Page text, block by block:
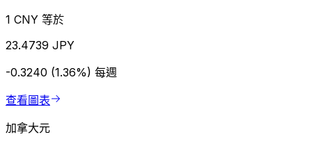
1 CNY 等於
23.4739 JPY
-0.3240 (1.36%) 每週
查看圖表
加拿大元